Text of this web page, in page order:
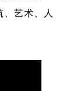
艺术、人